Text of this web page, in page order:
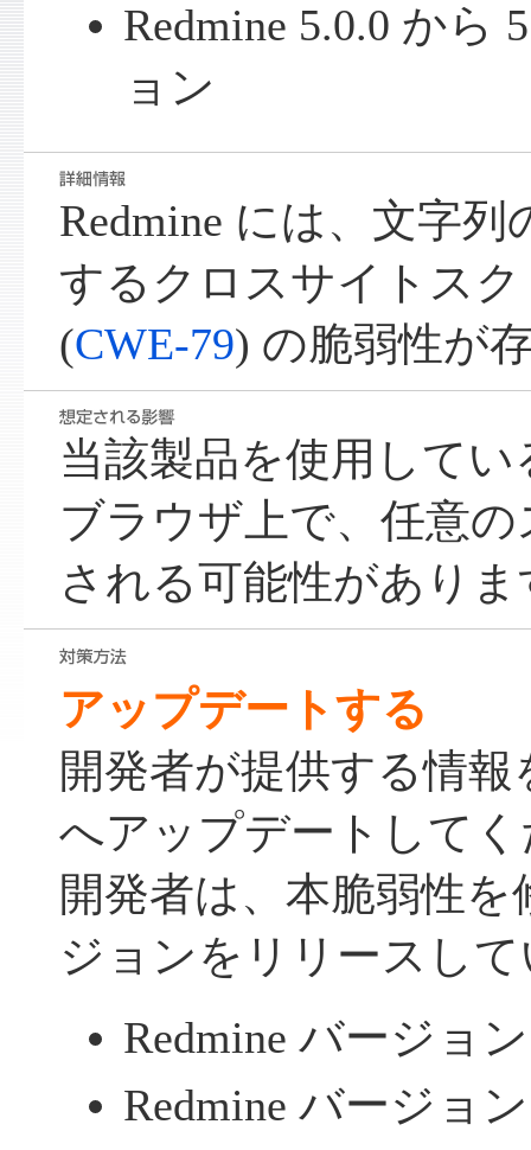
Redmine 5.0.0 から
ョン
Redmine には、文字
するクロスサイトス
(CWE-79) の脆弱性が
当該製品を使用して
ブラウザ上で、任意
される可能性がありま
アップデートする
開発者が提供する情
へアップデートして
開発者は、本脆弱性
ジョンをリリースし
Redmine バージョ
Redmine バージョ